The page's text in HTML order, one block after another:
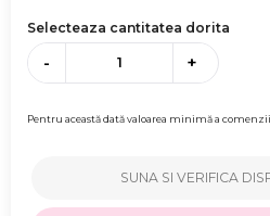
Selecteaza cantitatea dorita
- +
Pentru această dată valoarea minimă a
SUNA SI VERIFICA